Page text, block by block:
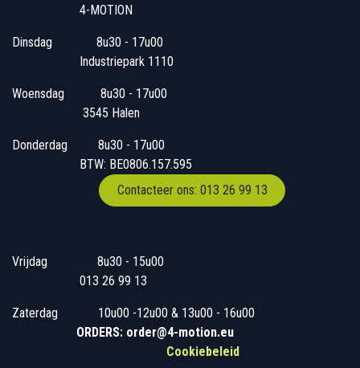
4-MOTION
Dinsdag
​8u30 - 17u00
Industriepark 1110
Woensdag
​​​ 8u30 - 17u00
3545 Halen
Donderdag
​​8u30 - 17u00
BTW: BE0806.157.595
Contacteer ons: 013 26 99 13
Vrijdag
​8u30 - 15u00
013 26 99 13
Zaterdag
​10u00 -12u00 & 13u00 - 16u00
ORDERS: order@4-motion.eu
Cookiebeleid